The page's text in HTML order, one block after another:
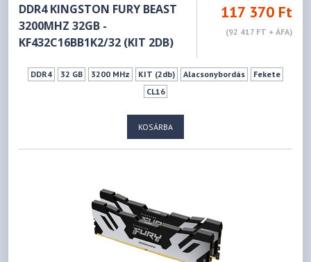
DDR4 KINGSTON FURY BEAST
3200MHZ 32GB -
KF432C16BB1K2/32 (KIT 2DB)
117 370 Ft
(92 417 FT + ÁFA)
DDR4 32 GB 3200 MHz KIT (2db) Alacsonybordás
Fekete
CL16
KOSÁRBA